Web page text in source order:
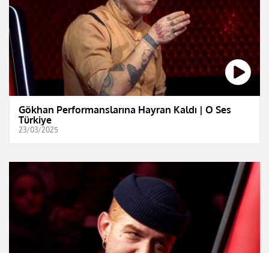
Gökhan Performanslarına Hayran Kaldı | O Ses
Türkiye
23/03/2025